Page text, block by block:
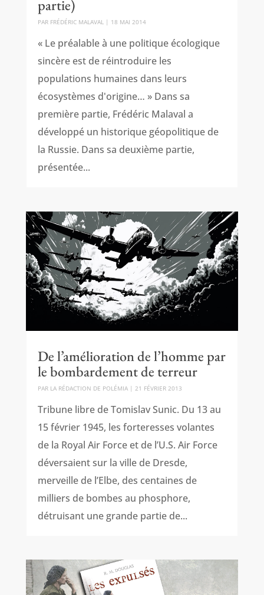
partie)
PAR FRÉDÉRIC MALAVAL| 18 MAI 2014
« Le préalable à une politique écologique
sincère est de réintroduire les
populations humaines dans leurs
écosystèmes d'origine… » Dans sa
première partie, Frédéric Malaval a
développé un historique géopolitique de
la Russie. Dans sa deuxième partie,
présentée...
De l’amélioration de l’homme par
le bombardement de terreur
PAR LA RÉDACTION DE POLÉMIA| 21 FÉVRIER 2013
Tribune libre de Tomislav Sunic. Du 13 au
15 février 1945, les forteresses volantes
de la Royal Air Force et de l’U.S. Air Force
déversaient sur la ville de Dresde,
merveille de l’Elbe, des centaines de
milliers de bombes au phosphore,
détruisant une grande partie de...